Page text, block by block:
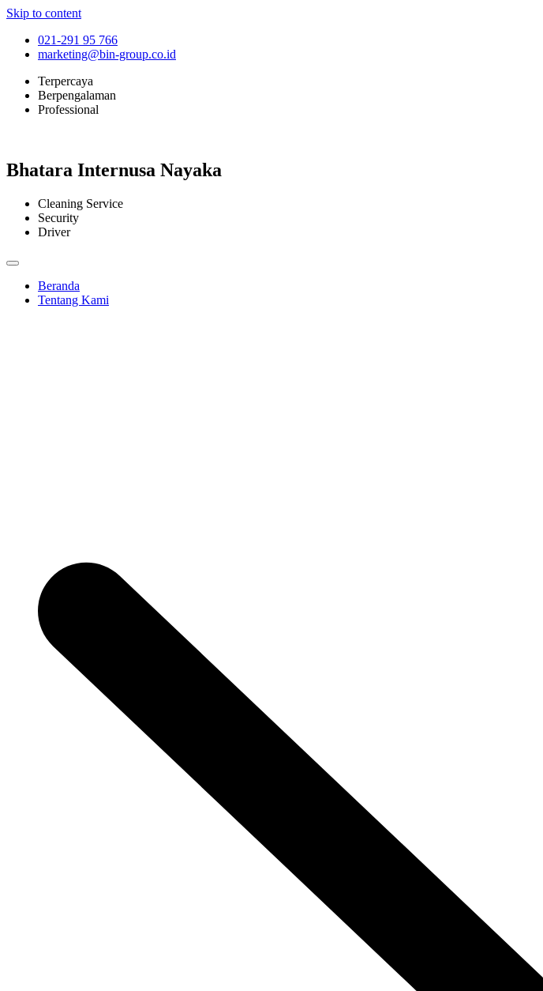
Skip to content
021-291 95 766
marketing@bin-group.co.id
Terpercaya
Berpengalaman
Professional
Bhatara Internusa Nayaka
Cleaning Service
Security
Driver
Beranda
Tentang Kami